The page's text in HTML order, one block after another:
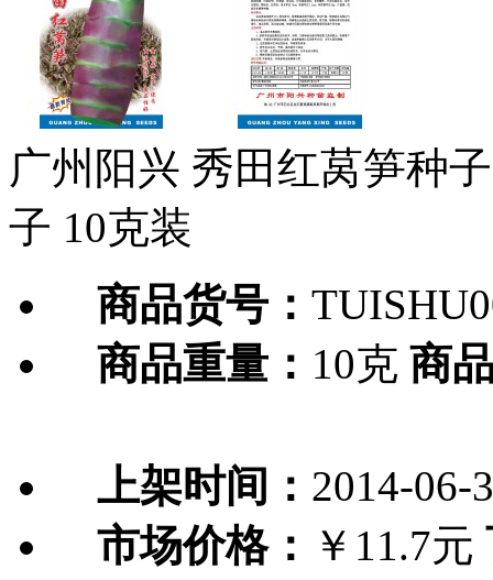
广州阳兴 秀田红莴笋种
子 10克装
商品货号：
商品重量： 10克 商
上架时间： 2014-06-
市场价格： ￥11.7元